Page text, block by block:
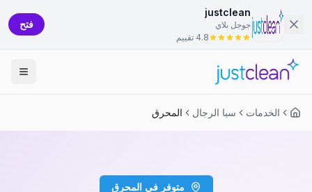
justclean
جوجل بلاي
4.8 تقييم
فتح
الخدمات سبا الرجال المحرق
متوفر في المحرق